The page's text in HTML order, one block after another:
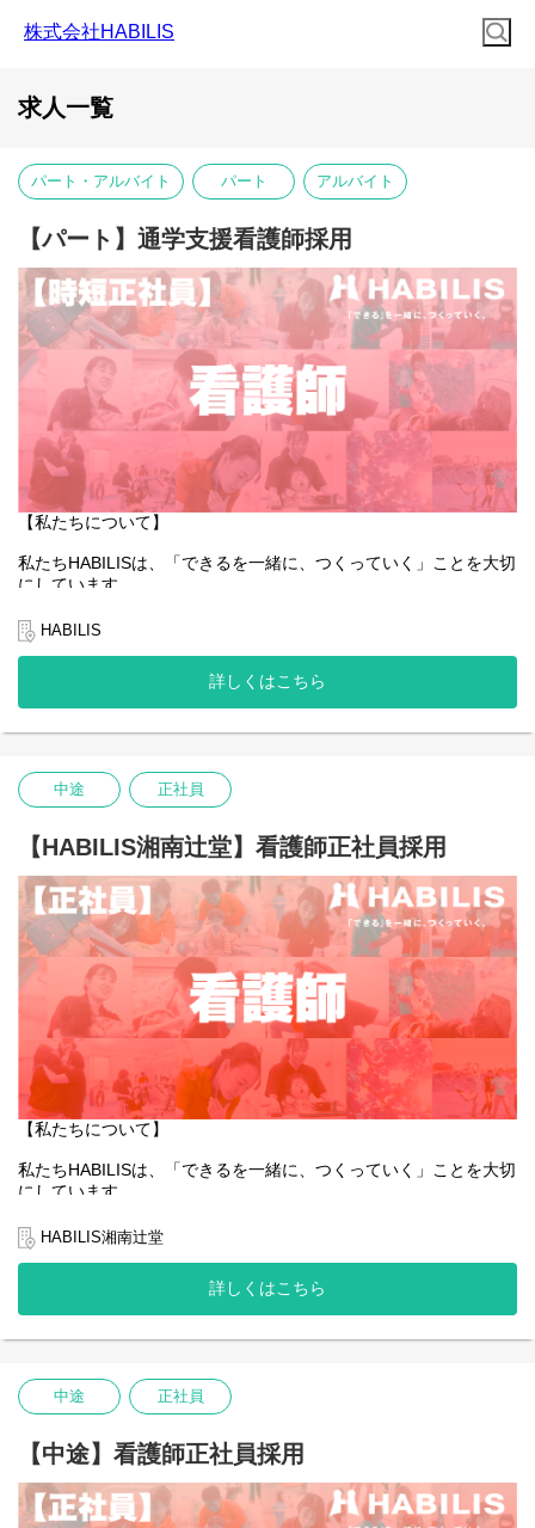
株式会社HABILIS
求人一覧
パート・アルバイト パート アルバイト
【パート】通学支援看護師採用
【私たちについて】
私たちHABILISは、「できるを一緒に、つくっていく」ことを大切
にしています。
行っている企業です。
いくことはもちろんのこと、一緒に働くスタッフ自身の「でき
る」も同じように大切にしています。
そんな想いを抱える方にとって、今できることから始め、未来の
あなたの「できる」が、HABILISで広がっていくことを心から応援
HABILIS
詳しくはこちら
中途 正社員
【HABILIS湘南辻堂】看護師正社員採用
【私たちについて】
私たちHABILISは、「できるを一緒に、つくっていく」ことを大切
にしています。
行っている企業です。
私たちは子どもたちやご家族、そして社会の「できる」を広げて
いくことはもちろんのこと、一緒に働くスタッフ自身の「でき
る」も同じように大切にしています。
そんな想いを抱える方にとって、今できることから始め、未来の
あなたの「できる」が、HABILISで広がっていくことを心から応援
HABILIS湘南辻堂
詳しくはこちら
中途 正社員
【中途】看護師正社員採用